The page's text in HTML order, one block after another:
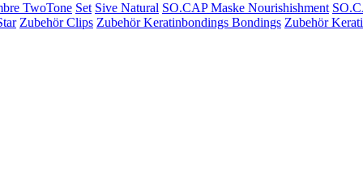
TwoTone Set Sive Natural SO.CAP Maske Nourishishment
Zubehör Clips Zubehör Keratinbondings Bondings Zubehör